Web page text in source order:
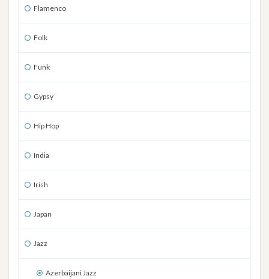
Flamenco
Folk
Funk
Gypsy
Hip Hop
India
Irish
Japan
Jazz
Azerbaijani Jazz